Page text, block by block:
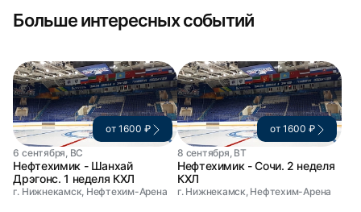
Больше интересных событий
от 1600 ₽
6 сентября, ВС
Нефтехимик - Шанхай
Дрэгонс. 1 неделя КХЛ
г. Нижнекамск, Нефтехим-Арена
от 1600 ₽
8 сентября, ВТ
Нефтехимик - Сочи. 2 неделя
КХЛ
г. Нижнекамск, Нефтехим-Арена